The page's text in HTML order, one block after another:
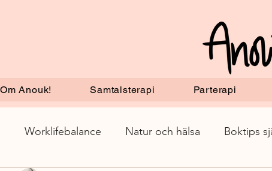
Om Anouk! Samtalsterapi Parterapi
Worklifebalance Natur och hälsa Boktips